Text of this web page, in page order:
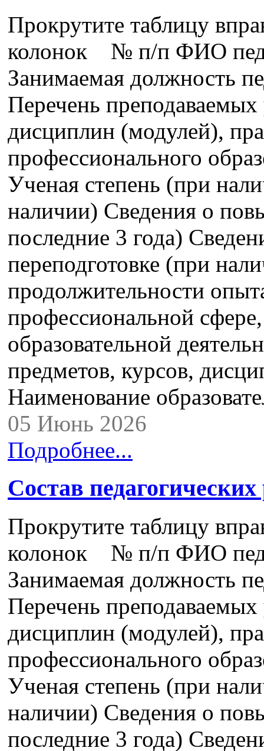
Прокрутите таблицу
колонок № п/п ФИО
Занимаемая должность
Перечень
дисциплин (модулей),
профессионального
Ученая степень (при
наличии) Сведения о
последние 3 года)
переподготовке (при
продолжительности
профессиональной
образовательной
предметов, курсов,
Наименование
05 Июнь 2026
Подробнее...
Состав
Прокрутите таблицу
колонок № п/п ФИО
Занимаемая должность
Перечень
дисциплин (модулей),
профессионального
Ученая степень (при
наличии) Сведения о
последние 3 года)